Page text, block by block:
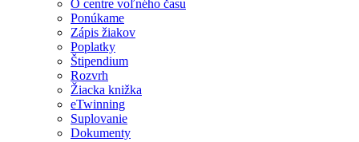
O centre voľného času
Ponúkame
Zápis žiakov
Poplatky
Štipendium
Rozvrh
Žiacka knižka
eTwinning
Suplovanie
Dokumenty